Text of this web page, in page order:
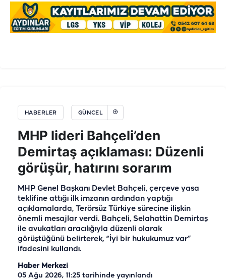
HABERLER GÜNCEL
MHP lideri Bahçeli’den
Demirtaş açıklaması: Düzenli
görüşür, hatırını sorarım
MHP Genel Başkanı Devlet Bahçeli, çerçeve yasa
teklifine attığı ilk imzanın ardından yaptığı
açıklamalarda, Terörsüz Türkiye sürecine ilişkin
önemli mesajlar verdi. Bahçeli, Selahattin Demirtaş
ile avukatları aracılığıyla düzenli olarak
görüştüğünü belirterek, “İyi bir hukukumuz var”
ifadesini kullandı.
Haber Merkezi
05 Ağu 2026, 11:25 tarihinde yayınlandı